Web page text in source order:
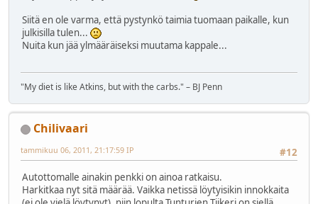
Siitä en ole varma, että pystynkö taimia tuomaan paikalle, kun
julkisilla tulen...
Nuita kun jää ylmääräiseksi muutama kappale...
"My diet is like Atkins, but with the carbs." – BJ Penn
Chilivaari
#12
tammikuu 06, 2011, 21:17:59 IP
Autottomalle ainakin penkki on ainoa ratkaisu.
Harkitkaa nyt sitä määrää. Vaikka netissä löytyisikin innokkaita